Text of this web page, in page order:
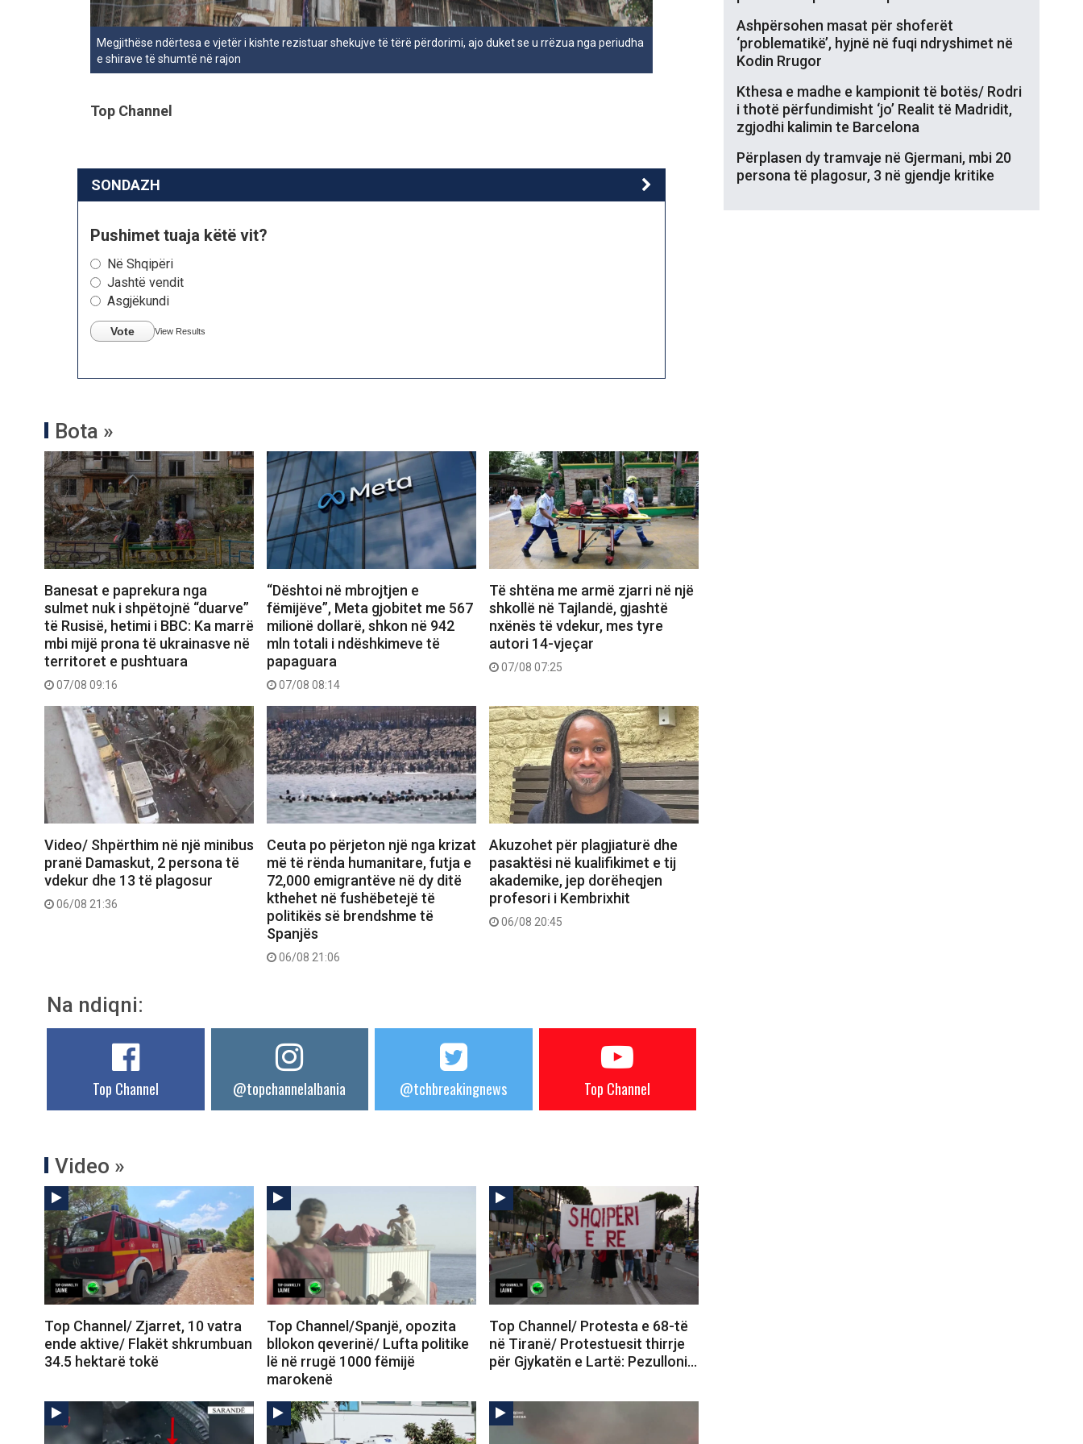
Megjithëse ndërtesa e vjetër i kishte rezistuar shekujve të tërë përdorimi, ajo duket se u rrëzua nga periudha
e shirave të shumtë në rajon
Top Channel
SONDAZH
Pushimet tuaja këtë vit?
Në Shqipëri
Jashtë vendit
Asgjëkundi
Vote View Results
Bota »
Banesat e paprekura nga
sulmet nuk i shpëtojnë “duarve”
të Rusisë, hetimi i BBC: Ka marrë
mbi mijë prona të ukrainasve në
territoret e pushtuara
07/08 09:16
“Dështoi në mbrojtjen e
fëmijëve”, Meta gjobitet me 567
milionë dollarë, shkon në 942
mln totali i ndëshkimeve të
papaguara
07/08 08:14
Të shtëna me armë zjarri në një
shkollë në Tajlandë, gjashtë
nxënës të vdekur, mes tyre
autori 14-vjeçar
07/08 07:25
Video/ Shpërthim në një minibus
pranë Damaskut, 2 persona të
vdekur dhe 13 të plagosur
06/08 21:36
Ceuta po përjeton një nga krizat
më të rënda humanitare, futja e
72,000 emigrantëve në dy ditë
kthehet në fushëbetejë të
politikës së brendshme të
Spanjës
06/08 21:06
Akuzohet për plagjiaturë dhe
pasaktësi në kualifikimet e tij
akademike, jep dorëheqjen
profesori i Kembrixhit
06/08 20:45
Na ndiqni:
Top Channel @topchannelalbania @tchbreakingnews Top Channel
Video »
Top Channel/ Zjarret, 10 vatra
ende aktive/ Flakët shkrumbuan
34.5 hektarë tokë
Top Channel/Spanjë, opozita
bllokon qeverinë/ Lufta politike
lë në rrugë 1000 fëmijë
marokenë
Top Channel/ Protesta e 68-të
në Tiranë/ Protestuesit thirrje
për Gjykatën e Lartë: Pezulloni…
Ashpërsohen masat për shoferët
‘problematikë’, hyjnë në fuqi ndryshimet në
Kodin Rrugor
Kthesa e madhe e kampionit të botës/ Rodri
i thotë përfundimisht ‘jo’ Realit të Madridit,
zgjodhi kalimin te Barcelona
Përplasen dy tramvaje në Gjermani, mbi 20
persona të plagosur, 3 në gjendje kritike